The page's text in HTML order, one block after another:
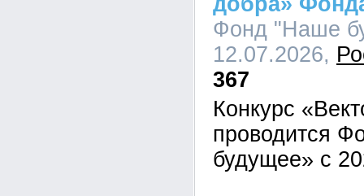
Фонд "Наше
12.07.2026,
367
Конкурс
проводится
будущее» с